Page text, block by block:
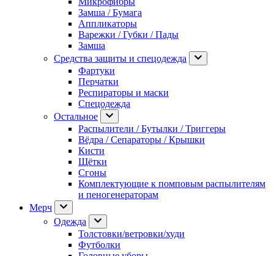
Замша / Бумага
Аппликаторы
Варежки / Губки / Пады
Замша
Средства защиты и спецодежда
Фартуки
Перчатки
Респираторы и маски
Спецодежда
Остальное
Распылители / Бутылки / Триггеры
Вёдра / Сепараторы / Крышки
Кисти
Щётки
Сгоны
Комплектующие к помповым распылителям
и пеногенераторам
Мерч
Одежда
Толстовки/ветровки/худи
Футболки